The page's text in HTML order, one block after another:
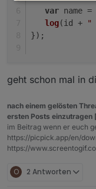
var name =
log(id + "
});
geht schon mal in
nach einem gelösten
ersten Posts
im Beitrag wenn er euch
https://picpick.app/en/
https://
O 2 Antworten